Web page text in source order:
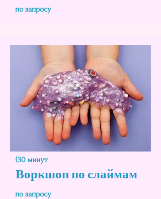
по запросу
(30 минут
Воркшоп по слаймам
по запросу